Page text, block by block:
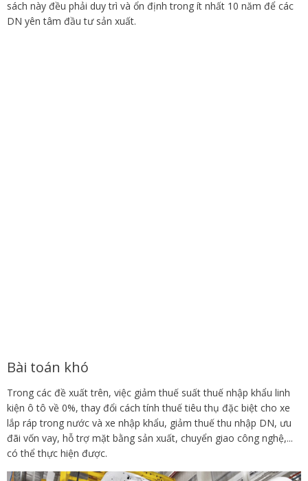
sách này đều phải duy trì và ổn định trong ít nhất 10 năm để các
DN yên tâm đầu tư sản xuất.
Bài toán khó
Trong các đề xuất trên, việc giảm thuế suất thuế nhập khẩu linh
kiện ô tô về 0%, thay đổi cách tính thuế tiêu thụ đặc biệt cho xe
lắp ráp trong nước và xe nhập khẩu, giảm thuế thu nhập DN, ưu
đãi vốn vay, hỗ trợ mặt bằng sản xuất, chuyển giao công nghệ,...
có thể thực hiện được.